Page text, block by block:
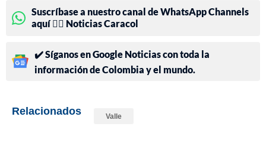
Suscríbase a nuestro canal de WhatsApp Channels
aquí 👉🏻 Noticias Caracol
✔️ Síganos en Google Noticias con toda la
información de Colombia y el mundo.
Relacionados Valle